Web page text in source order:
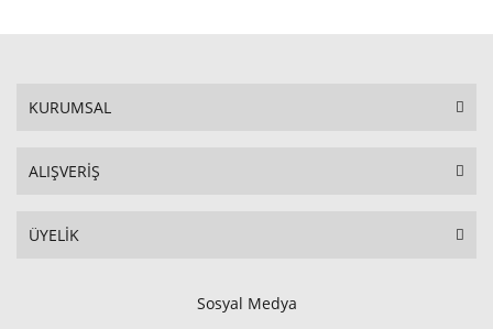
KURUMSAL
ALIŞVERİŞ
ÜYELİK
Sosyal Medya